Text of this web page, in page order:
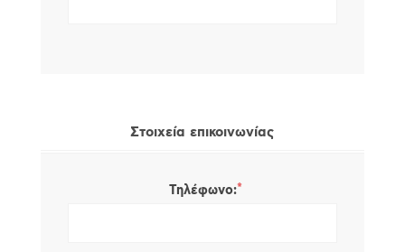
Στοιχεία επικοινωνίας
Τηλέφωνο:*